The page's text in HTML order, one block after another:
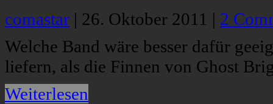
comastar | 26. Oktober 2011 | 2
Welche Band wäre besser dafür
liefern, als die Finnen von Ghost
Weiterlesen